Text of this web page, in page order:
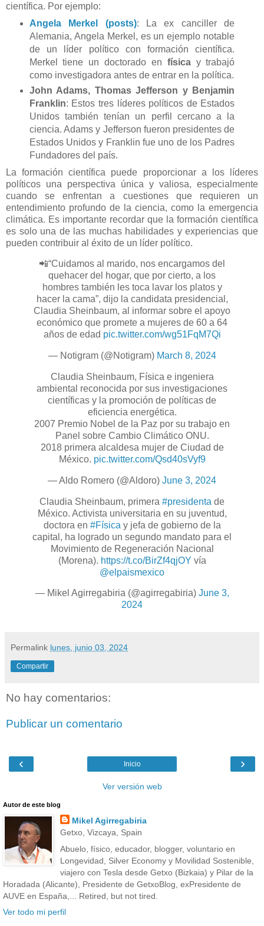
científica. Por ejemplo:
Angela Merkel (posts): La ex canciller de
Alemania, Angela Merkel, es un ejemplo notable
de un líder político con formación científica.
Merkel tiene un doctorado en físicay trabajó
como investigadora antes de entrar en la política.
John Adams, Thomas Jefferson y Benjamin
Franklin: Estos tres líderes políticos de Estados
Unidos también tenían un perfil cercano a la
ciencia. Adams y Jefferson fueron presidentes de
Estados Unidos y Franklin fue uno de los Padres
Fundadores del país.
La formación científica puede proporcionar a los líderes
políticos una perspectiva única y valiosa, especialmente
cuando se enfrentan a cuestiones que requieren un
entendimiento profundo de la ciencia, como la emergencia
climática. Es importante recordar que la formación científica
es solo una de las muchas habilidades y experiencias que
pueden contribuir al éxito de un líder político.
📲“Cuidamos al marido, nos encargamos del
quehacer del hogar, que por cierto, a los
hombres también les toca lavar los platos y
hacer la cama”, dijo la candidata presidencial,
Claudia Sheinbaum, al informar sobre el apoyo
económico que promete a mujeres de 60 a 64
años de edad pic.twitter.com/wg51FqM7Qi
— Notigram (@Notigram) March 8, 2024
Claudia Sheinbaum, Física e ingeniera
ambiental reconocida por sus investigaciones
científicas y la promoción de políticas de
eficiencia energética.
2007 Premio Nobel de la Paz por su trabajo en
Panel sobre Cambio Climático ONU.
2018 primera alcaldesa mujer de Ciudad de
México. pic.twitter.com/Qsd40sVyf9
— Aldo Romero (@Aldoro) June 3, 2024
Claudia Sheinbaum, primera #presidenta de
México. Activista universitaria en su juventud,
doctora en #Física y jefa de gobierno de la
capital, ha logrado un segundo mandato para el
Movimiento de Regeneración Nacional
(Morena). https://t.co/BirZf4qjOY vía
@elpaismexico
— Mikel Agirregabiria (@agirregabiria) June 3,
2024
Permalink lunes, junio 03, 2024
Compartir
No hay comentarios:
Publicar un comentario
‹ ›
Inicio
Ver versión web
Autor de este blog
Mikel Agirregabiria
Getxo, Vizcaya, Spain
Abuelo, físico, educador, blogger, voluntario en
Longevidad, Silver Economy y Movilidad Sostenible,
viajero con Tesla desde Getxo (Bizkaia) y Pilar de la
Horadada (Alicante), Presidente de GetxoBlog, exPresidente de
AUVE en España,... Retired, but not tired.
Ver todo mi perfil